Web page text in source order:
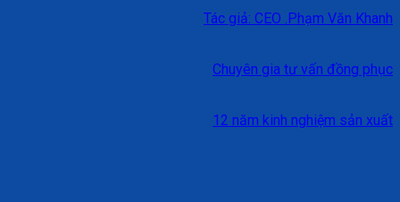
Tác giả: CEO .Phạm Văn Khanh
Chuyên gia tư vấn đồng phục
12 năm kinh nghiệm sản xuất